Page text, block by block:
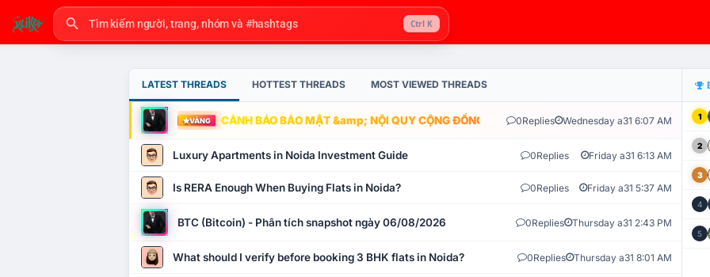
Ctrl K
LATEST THREADS HOTTEST THREADS MOST VIEWED THREADS
VÀNG CẢNH BÁO BẢO MẬT &amp; NỘI QUY CỘNG ĐỒNG VLIKE.VN: HỆ THỐNG GIÁM SÁT TỰ
0Replies Wednesday a31 6:07 AM
Luxury Apartments in Noida Investment Guide 0Replies Friday a31 6:13 AM
Is RERA Enough When Buying Flats in Noida? 0Replies Friday a31 5:37 AM
BTC (Bitcoin) - Phân tích snapshot ngày 06/08/2026 0Replies Thursday a31 2:43 PM
What should I verify before booking 3 BHK flats in Noida? 0Replies Thursday a31 8:01 AM
1
2
3
4
5